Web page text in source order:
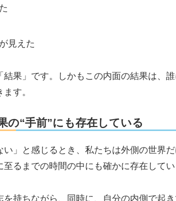
見えた
結果」です。しかもこの内面の結果は、
す。
の“手前”にも存在している
い」と感じるとき、私たちは外側の世界
るまでの時間の中にも確かに存在してい
持ちながら、同時に、自分の内側で起き